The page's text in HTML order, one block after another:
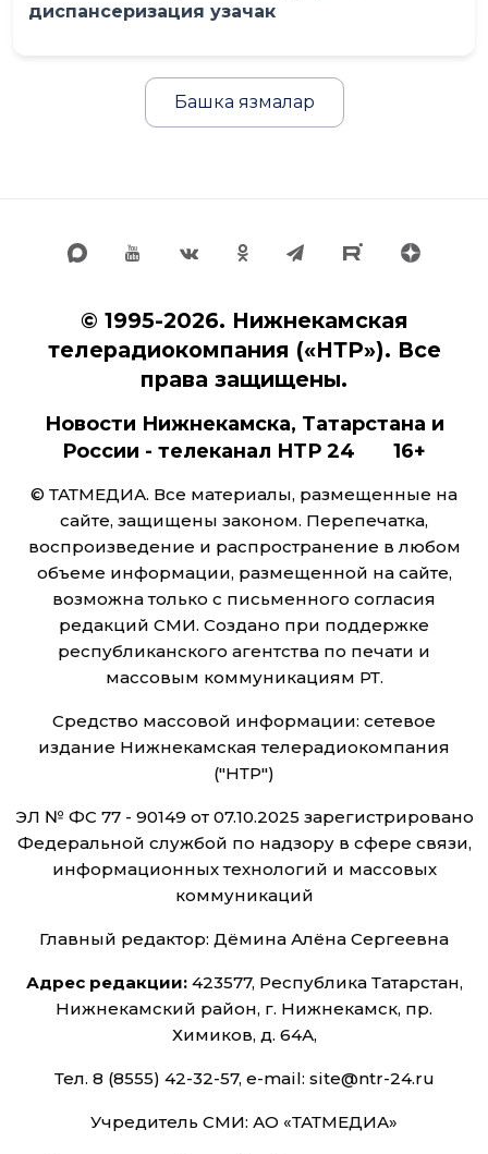
диспансеризация узачак
Башка язмалар
© 1995-2026. Нижнекамская
телерадиокомпания («НТР»). Все
права защищены.
Новости Нижнекамска, Татарстана и
России - телеканал НТР 24 16+
© ТАТМЕДИА. Все материалы, размещенные на
сайте, защищены законом. Перепечатка,
воспроизведение и распространение в любом
объеме информации, размещенной на сайте,
возможна только с письменного согласия
редакций СМИ. Создано при поддержке
республиканского агентства по печати и
массовым коммуникациям РТ.
Средство массовой информации: сетевое
издание Нижнекамская телерадиокомпания
("НТР")
ЭЛ № ФС 77 - 90149 от 07.10.2025 зарегистрировано
Федеральной службой по надзору в сфере связи,
информационных технологий и массовых
коммуникаций
Главный редактор: Дёмина Алёна Сергеевна
Адрес редакции:423577, Республика Татарстан,
Нижнекамский район, г. Нижнекамск, пр.
Химиков, д. 64А,
Тел. 8 (8555) 42-32-57, e-mail: site@ntr-24.ru
Учредитель СМИ: АО «ТАТМЕДИА»